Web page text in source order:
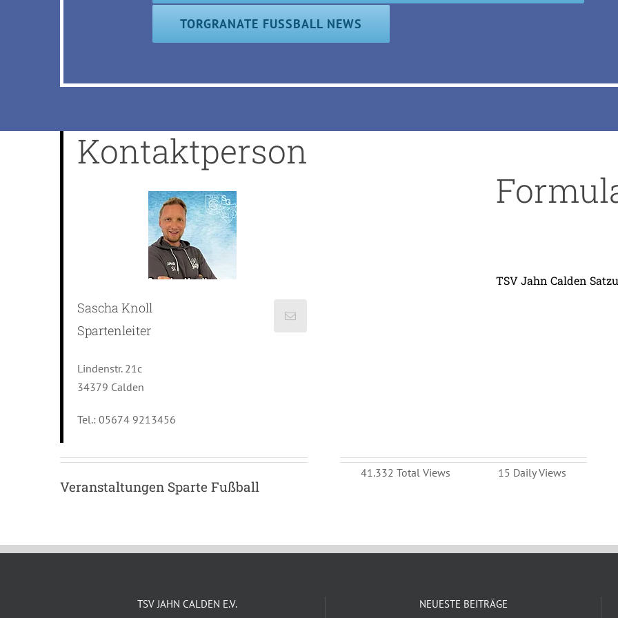
TORGRANATE FUSSBALL NEWS
Kontaktperson
Sascha Knoll
Spartenleiter
Lindenstr. 21c
34379 Calden
Tel.: 05674 9213456
TSV Jahn Calden
Veranstaltungen Sparte Fußball
41.332 Total Views 15 Daily Views
TSV JAHN CALDEN E.V. NEUESTE BEITRÄGE